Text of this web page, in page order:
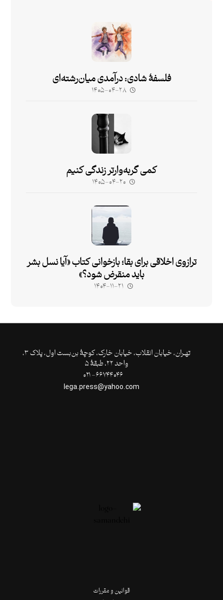
فلسفۀ شادی: درآمدی میان‌رشته‌ای
۱۴۰۵-۰۴-۲۸
کمی گربه‌وارتر زندگی کنیم
۱۴۰۵-۰۴-۲۰
ترازوی اخلاقی برای بقا؛ بازخوانی کتاب «آیا نسل بشر
باید منقرض شود؟»
۱۴۰۴-۱۱-۲۱
تهـران،‌ خیابان انقلاب، خیابان خارک، کوچۀ بن‌بست اول، پلاک ۳،
واحد ۲۲، طبقۀ ۵
قوانین و مقررات